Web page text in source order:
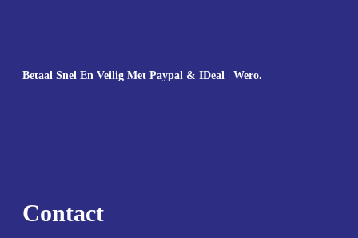
Betaal Snel En Veilig Met Paypal & IDeal | Wero.
Contact